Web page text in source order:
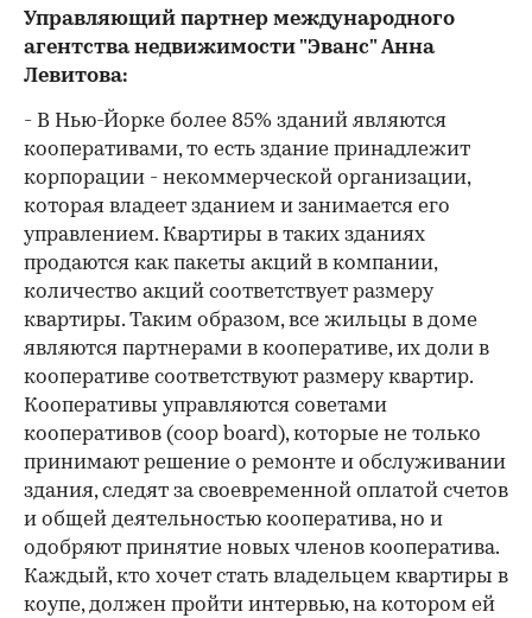
Управляющий партнер международного
агентства недвижимости "Эванс" Анна
Левитова:
- В Нью-Йорке более 85% зданий являются
кооперативами, то есть здание принадлежит
корпорации - некоммерческой организации,
которая владеет зданием и занимается его
управлением. Квартиры в таких зданиях
продаются как пакеты акций в компании,
количество акций соответствует размеру
квартиры. Таким образом, все жильцы в доме
являются партнерами в кооперативе, их доли в
кооперативе соответствуют размеру квартир.
Кооперативы управляются советами
кооперативов (coop board), которые не только
принимают решение о ремонте и обслуживании
здания, следят за своевременной оплатой счетов
и общей деятельностью кооператива, но и
одобряют принятие новых членов кооператива.
Каждый, кто хочет стать владельцем квартиры в
коупе, должен пройти интервью, на котором ей